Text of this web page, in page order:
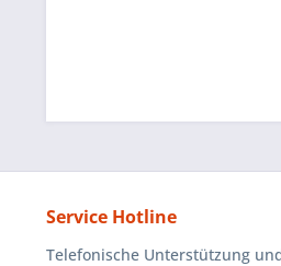
Service Hotline
Telefonische Unterstützung